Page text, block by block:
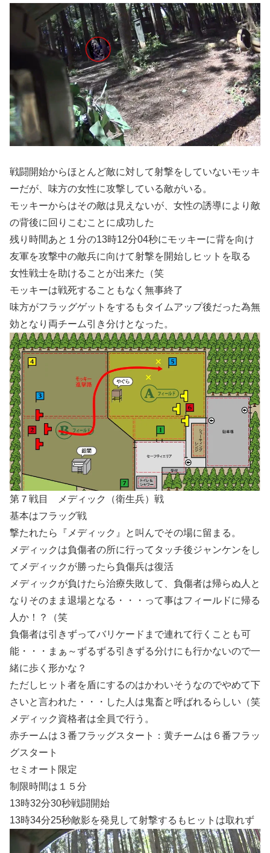
戦闘開始からほとんど敵に対して射撃をしていないモッキ
ーだが、味方の女性に攻撃している敵がいる。
モッキーからはその敵は見えないが、女性の誘導により敵
の背後に回りこむことに成功した
残り時間あと１分の13時12分04秒にモッキーに背を向け
友軍を攻撃中の敵兵に向けて射撃を開始しヒットを取る
女性戦士を助けることが出来た（笑
モッキーは戦死することもなく無事終了
味方がフラッグゲットをするもタイムアップ後だった為無
効となり両チーム引き分けとなった。
第７戦目 メディック（衛生兵）戦
基本はフラッグ戦
撃たれたら『メディック』と叫んでその場に留まる。
メディックは負傷者の所に行ってタッチ後ジャンケンをし
てメディックが勝ったら負傷兵は復活
メディックが負けたら治療失敗して、負傷者は帰らぬ人と
なりそのまま退場となる・・・って事はフィールドに帰る
人か！？（笑
負傷者は引きずってバリケードまで連れて行くことも可
能・・・まぁ～ずるずる引きずる分けにも行かないので一
緒に歩く形かな？
ただしヒット者を盾にするのはかわいそうなのでやめて下
さいと言われた・・・した人は鬼畜と呼ばれるらしい（笑
メディック資格者は全員で行う。
赤チームは３番フラッグスタート：黄チームは６番フラッ
グスタート
セミオート限定
制限時間は１５分
13時32分30秒戦闘開始
13時34分25秒敵影を発見して射撃するもヒットは取れず